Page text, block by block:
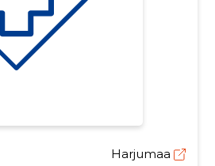
Harjumaa